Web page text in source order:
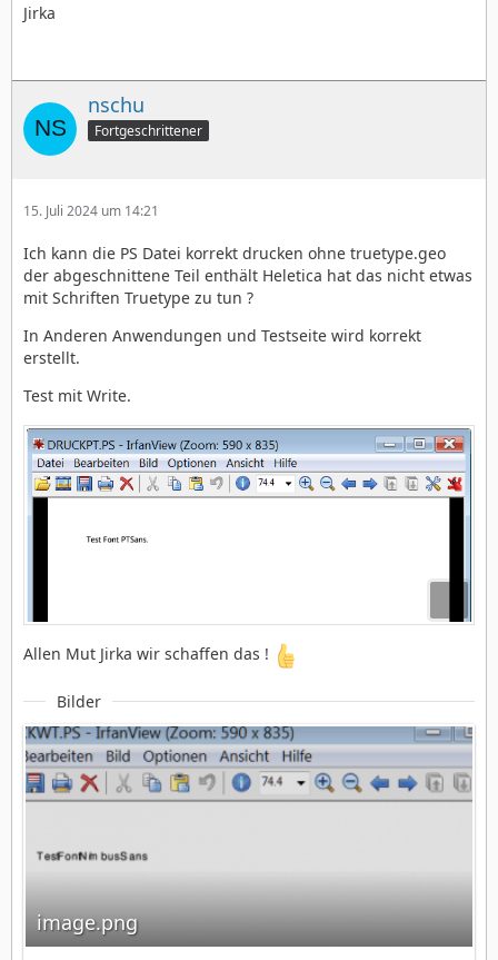
Jirka
nschu
Fortgeschrittener
15. Juli 2024 um 14:21
Ich kann die PS Datei korrekt drucken ohne truetype.geo
der abgeschnittene Teil enthält Heletica hat das nicht etwas
mit Schriften Truetype zu tun ?
In Anderen Anwendungen und Testseite wird korrekt
erstellt.
Test mit Write.
Allen Mut Jirka wir schaffen das !
Bilder
image.png